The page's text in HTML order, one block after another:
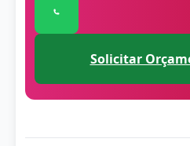
Clique para
Solicitar